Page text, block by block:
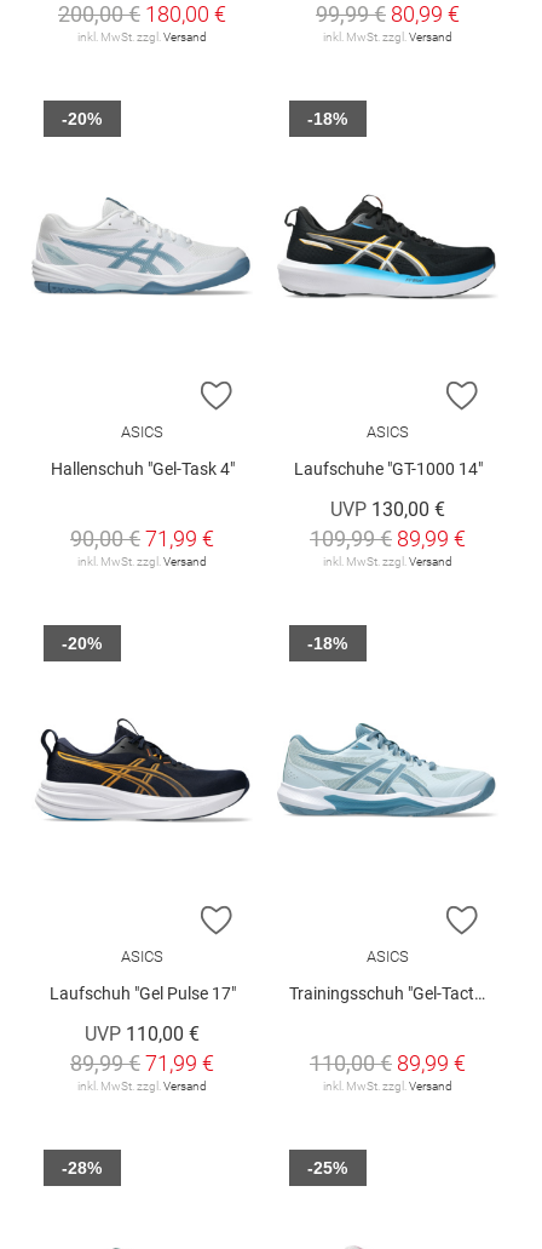
200,00 € 180,00 €
inkl. MwSt. zzgl.Versand
99,99 € 80,99 €
inkl. MwSt. zzgl.Versand
ZUR WUNSCHLISTE HINZUFÜGEN
ASICS
Hallenschuh "Gel-Task 4"
90,00 €71,99 €
inkl. MwSt. zzgl. Versand
-20%
ZUR
ASICS
Laufschuhe "GT-1000 14"
UVP 130,00 €
109,99 € 89,99 €
inkl. MwSt. zzgl. Versand
-18%
ZUR WUNSCHLISTE HINZUFÜGEN
ASICS
Laufschuh "Gel Pulse 17"
UVP 110,00 €
89,99 €71,99 €
inkl. MwSt. zzgl. Versand
-20%
ZUR
ASICS
Trainingsschuh "Gel-Tactic 13"
110,00 € 89,99 €
inkl. MwSt. zzgl. Versand
-18%
-28% -25%